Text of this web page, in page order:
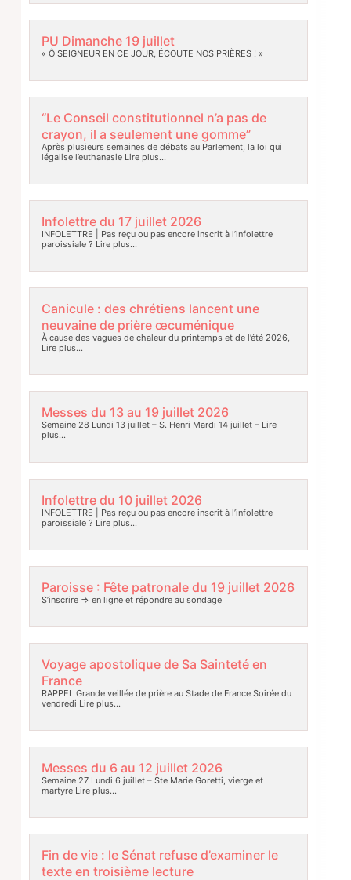
PU Dimanche 19 juillet
« Ô SEIGNEUR EN CE JOUR, ÉCOUTE NOS PRIÈRES ! »
“Le Conseil constitutionnel n’a pas de
crayon, il a seulement une gomme”
Après plusieurs semaines de débats au Parlement, la loi qui
légalise l’euthanasieLire plus…
Infolettre du 17 juillet 2026
INFOLETTRE | Pas reçu ou pas encore inscrit à l’infolettre
paroissiale ? Lire plus…
Canicule : des chrétiens lancent une
neuvaine de prière œcuménique
À cause des vagues de chaleur du printemps et de l’été 2026,
Lire plus…
Messes du 13 au 19 juillet 2026
Semaine 28 Lundi 13 juillet – S. Henri Mardi 14 juillet –Lire
plus…
Infolettre du 10 juillet 2026
INFOLETTRE | Pas reçu ou pas encore inscrit à l’infolettre
paroissiale ? Lire plus…
Paroisse : Fête patronale du 19 juillet 2026
S’inscrire => en ligne et répondre au sondage
Voyage apostolique de Sa Sainteté en
France
RAPPEL Grande veillée de prière au Stade de France Soirée du
vendredi Lire plus…
Messes du 6 au 12 juillet 2026
Semaine 27 Lundi 6 juillet – Ste Marie Goretti, vierge et
martyreLire plus…
Fin de vie : le Sénat refuse d’examiner le
texte en troisième lecture